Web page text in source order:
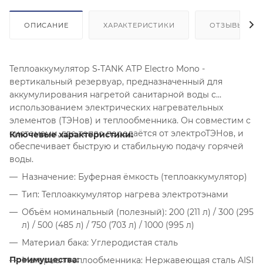
ОПИСАНИЕ ХАРАКТЕРИСТИКИ ОТЗЫВЫ
Теплоаккумулятор S‑TANK ATP Electro Mono -
вертикальный резервуар, предназначенный для
аккумулирования нагретой санитарной воды с
использованием электрических нагревательных
элементов (ТЭНов) и теплообменника. Он совместим с
системами, где тепло передаётся от электроТЭНов, и
обеспечивает быструю и стабильную подачу горячей
воды.
Ключевые характеристики:
Назначение: Буферная ёмкость (теплоаккумулятор)
Тип: Теплоаккумулятор нагрева электротэнами
Объём номинальный (полезный): 200 (211 л) / 300 (295
л) / 500 (485 л) / 750 (703 л) / 1000 (995 л)
Материал бака: Углеродистая сталь
Материал теплообменника: Нержавеющая сталь AISI
Преимущества: